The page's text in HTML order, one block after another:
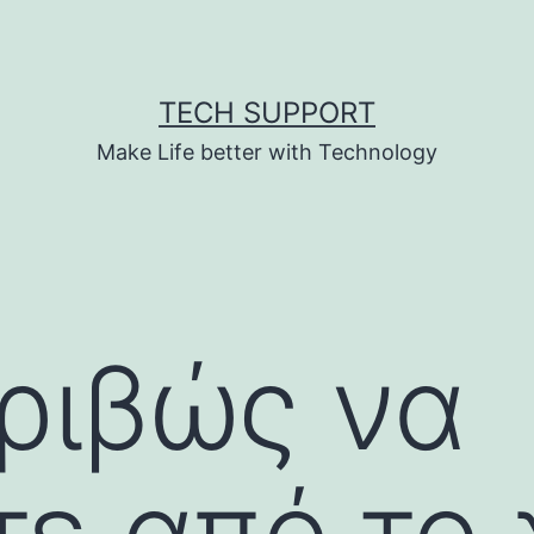
TECH SUPPORT
Make Life better with Technology
να